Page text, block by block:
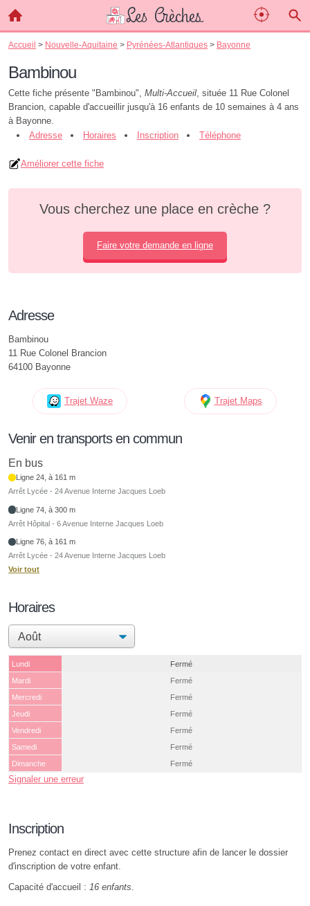
Accueil > Nouvelle-Aquitaine > Pyrénées-Atlantiques > Bayonne
Bambinou
Cette fiche présente "Bambinou", Multi-Accueil, située 11 Rue Colonel
Brancion, capable d'accueillir jusqu'à 16 enfants de 10 semaines à 4 ans
à Bayonne.
Adresse
Horaires Inscription Téléphone
Améliorer cette fiche
Vous cherchez une place en crèche ?
Faire votre demande en ligne
Adresse
Bambinou
11 Rue Colonel Brancion
64100 Bayonne
Trajet Waze Trajet Maps
Venir en transports en commun
En bus
Ligne 24, à 161 m
Arrêt Lycée - 24 Avenue Interne Jacques Loeb
Ligne 74, à 300 m
Arrêt Hôpital - 6 Avenue Interne Jacques Loeb
Ligne 76, à 161 m
Arrêt Lycée - 24 Avenue Interne Jacques Loeb
Voir tout
Horaires
Lundi
Fermé
Mardi
Fermé
Mercredi
Fermé
Jeudi
Fermé
Vendredi
Fermé
Samedi
Fermé
Dimanche
Fermé
Signaler une erreur
Inscription
Prenez contact en direct avec cette structure afin de lancer le dossier
d'inscription de votre enfant.
Capacité d'accueil : 16 enfants